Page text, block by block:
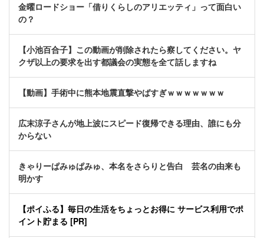
金曜ロードショー「借りくらしのアリエッティ」って面白い
の？
【小池百合子】この動画が削除されたら察してください。ヤ
クザ以上の要求を出す都議会の実態を全て話しますね
【動画】手術中に熊本地震直撃やばすぎｗｗｗｗｗｗｗ
広末涼子さんが地上波にスピード復帰できる理由、誰にも分
からない
きゃりーぱみゅぱみゅ、本名をさらりと告白 芸名の由来も
明かす
【ポイふる】毎日の生活をちょっとお得に サービス利用でポ
イント貯まる [PR]